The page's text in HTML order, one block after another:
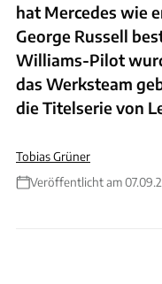
hat Mercedes wie
George Russell
Williams-Pilot
das Werksteam
die Titelserie von
Tobias Grüner
Veröffentlicht am